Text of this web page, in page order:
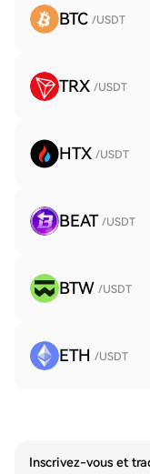
BTC /USDT
TRX /USDT
HTX /USDT
BEAT /USDT
BTW /USDT
ETH /USDT
Inscrivez-vous et